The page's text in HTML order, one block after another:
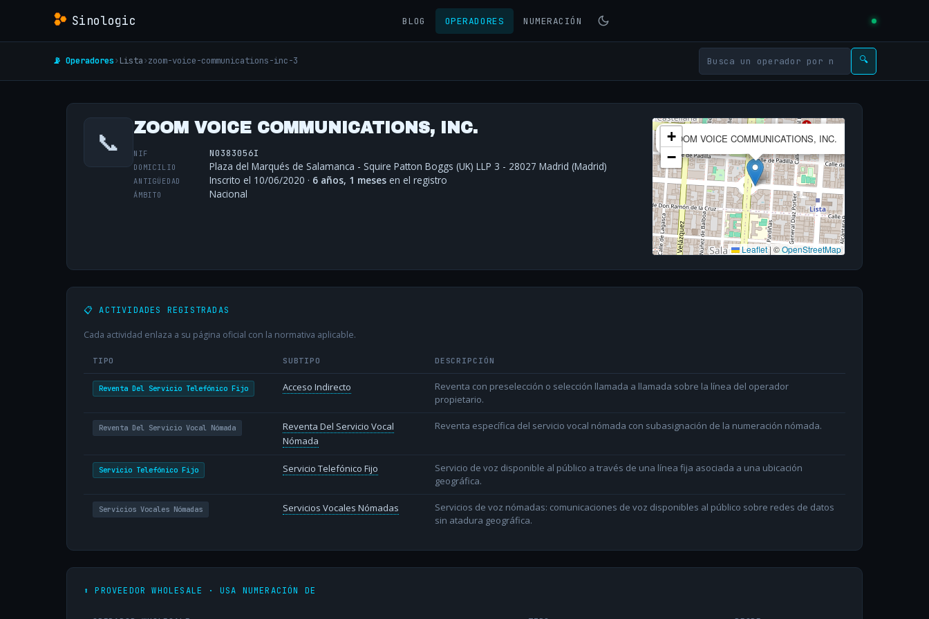
Sinologic BLOG OPERADORES NUMERACIÓN
📡 Operadores› Lista›zoom-voice-communications-inc-3 🔍
📞 ZOOM VOICE COMMUNICATIONS, INC.
NIF N0383056I
DOMICILIO Plaza del Marqués de Salamanca - Squire Patton Boggs (UK) LLP 3 - 28027 Madrid (Madrid)
ANTIGÜEDAD Inscrito el 10/06/2020 · 6 años, 1 meses en el registro
ÁMBITO Nacional
ZOOM VOICE COMMUNICATIONS, INC.
+
−
Leaflet| ©OpenStreetMap
📋 ACTIVIDADES REGISTRADAS
Cada actividad enlaza a su página oficial con la normativa aplicable.
TIPO SUBTIPO DESCRIPCIÓN
Reventa Del Servicio Telefónico Fijo Acceso Indirecto
Reventa con preselección o selección llamada a llamada sobre la línea del operador
propietario.
Reventa Del Servicio Vocal Nómada
Reventa Del Servicio Vocal
Nómada
Reventa específica del servicio vocal nómada con subasignación de la numeración nómada.
Servicio Telefónico Fijo Servicio Telefónico Fijo
Servicio de voz disponible al público a través de una línea fija asociada a una ubicación
geográfica.
Servicios Vocales Nómadas Servicios Vocales Nómadas
Servicios de voz nómadas: comunicaciones de voz disponibles al público sobre redes de datos
sin atadura geográfica.
⬆️ PROVEEDOR WHOLESALE · USA NUMERACIÓN DE